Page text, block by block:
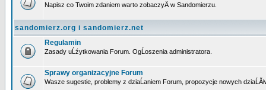
Napisz co Twoim zdaniem warto zobaczyÄ w Sandomierzu.
sandomierz.org i sandomierz.net
Regulamin
Zasady uĹźytkowania Forum. OgĹoszenia administratora.
Sprawy organizacyjne Forum
Wasze sugestie, problemy z dziaĹaniem Forum, propozycje nowych